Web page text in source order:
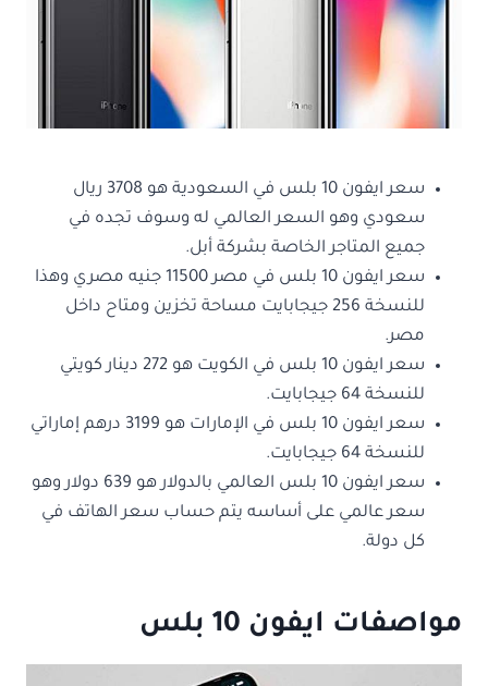
سعر ايفون 10 بلس في السعودية هو 3708 ريال
سعودي وهو السعر العالمي له وسوف تجده في
جميع المتاجر الخاصة بشركة أبل.
سعر ايفون 10 بلس في مصر 11500 جنيه مصري وهذا
للنسخة 256 جيجابايت مساحة تخزين ومتاح داخل
مصر.
سعر ايفون 10 بلس في الكويت هو 272 دينار كويتي
للنسخة 64 جيجابايت.
سعر ايفون 10 بلس في الإمارات هو 3199 درهم إماراتي
للنسخة 64 جيجابايت.
سعر ايفون 10 بلس العالمي بالدولار هو 639 دولار وهو
سعر عالمي على أساسه يتم حساب سعر الهاتف في
كل دولة.
مواصفات ايفون 10 بلس